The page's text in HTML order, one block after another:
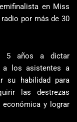
en Miss
por más de 30
5 años a dictar
a los asistentes a
su habilidad para
las destrezas
económica y lograr